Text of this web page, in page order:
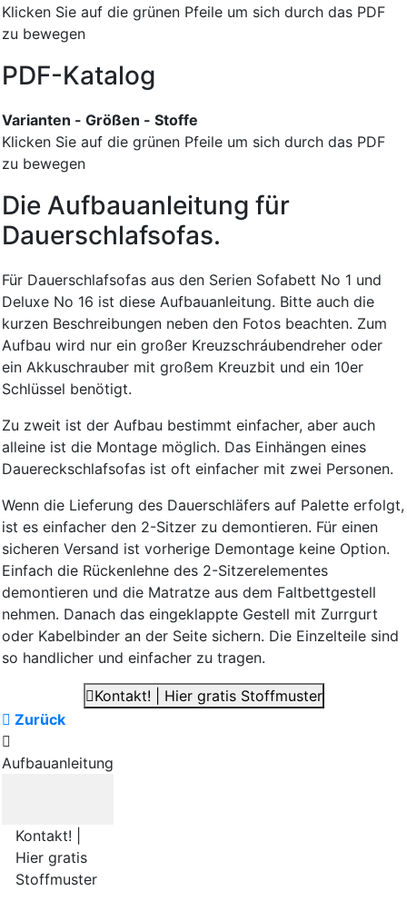
Klicken Sie auf die grünen Pfeile um sich durch das PDF
zu bewegen
PDF-Katalog
Varianten - Größen - Stoffe
Klicken Sie auf die grünen Pfeile um sich durch das PDF
zu bewegen
Die Aufbauanleitung für
Dauerschlafsofas.
Für Dauerschlafsofas aus den Serien Sofabett No 1 und
Deluxe No 16 ist diese Aufbauanleitung. Bitte auch die
kurzen Beschreibungen neben den Fotos beachten. Zum
Aufbau wird nur ein großer Kreuzschráubendreher oder
ein Akkuschrauber mit großem Kreuzbit und ein 10er
Schlüssel benötigt.
Zu zweit ist der Aufbau bestimmt einfacher, aber auch
alleine ist die Montage möglich. Das Einhängen eines
Dauereckschlafsofas ist oft einfacher mit zwei Personen.
Wenn die Lieferung des Dauerschläfers auf Palette erfolgt,
ist es einfacher den 2-Sitzer zu demontieren. Für einen
sicheren Versand ist vorherige Demontage keine Option.
Einfach die Rückenlehne des 2-Sitzerelementes
demontieren und die Matratze aus dem Faltbettgestell
nehmen. Danach das eingeklappte Gestell mit Zurrgurt
oder Kabelbinder an der Seite sichern. Die Einzelteile sind
so handlicher und einfacher zu tragen.
Kontakt! | Hier gratis Stoffmuster
Zurück
Aufbauanleitung
Kontakt! |
Hier gratis
Stoffmuster